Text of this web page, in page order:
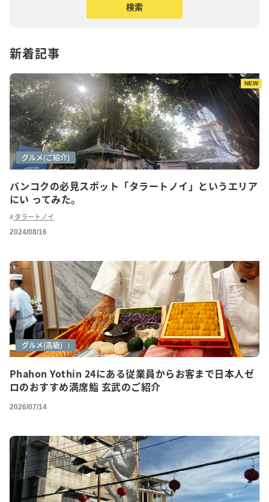
新着記事
NEW
バンコクの必見スポット「タラートノイ」というエリア
にい ってみた。
アートシーン
カフェ巡り
グルメ(ご紹介)
タラートノイ
2024/08/16
Phahon Yothin 24にある従業員からお客まで日本人ゼ
ロのおすすめ満席鮨 玄武のご紹介
グルメ
グルメ(ご紹介)
グルメ(高級)
2026/07/14